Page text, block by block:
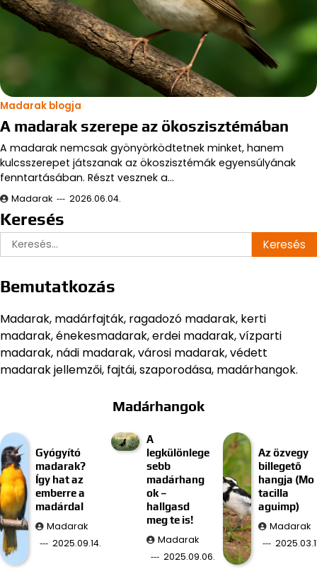
Madarak blogja
A madarak szerepe az ökoszisztémában
A madarak nemcsak gyönyörködtetnek minket, hanem
kulcsszerepet játszanak az ökoszisztémák egyensúlyának
fenntartásában. Részt vesznek a…
Madarak 2026.06.04.
Keresés
Keresés:
Bemutatkozás
Madarak, madárfajták, ragadozó madarak, kerti
madarak, énekesmadarak, erdei madarak, vízparti
madarak, nádi madarak, városi madarak, védett
madarak jellemzői, fajtái, szaporodása, madárhangok.
Madárhangok
Gyógyító
madarak?
Így hat az
emberre a
madárdal
Madarak
2025.09.14.
A
legkülönlege
sebb
madárhang
ok –
hallgasd
meg te is!
Madarak
2025.09.06.
Az özvegy
billegető
hangja (Mo
tacilla
aguimp)
Madarak